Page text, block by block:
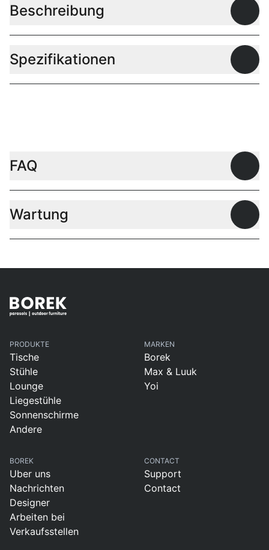
Beschreibung
Spezifikationen
FAQ
Wartung
PRODUKTE
Tische
Stühle
Lounge
Liegestühle
Sonnenschirme
Andere
MARKEN
Borek
Max & Luuk
Yoi
BOREK
Uber uns
Nachrichten
Designer
Arbeiten bei
Verkaufsstellen
CONTACT
Support
Contact